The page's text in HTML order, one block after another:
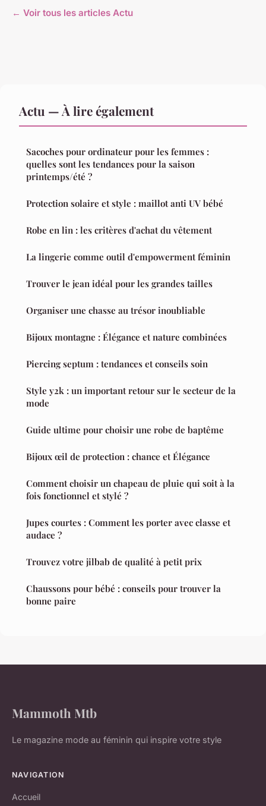
← Voir tous les articles Actu
Actu — À lire également
Sacoches pour ordinateur pour les femmes :
quelles sont les tendances pour la saison
printemps/été ?
Protection solaire et style : maillot anti UV bébé
Robe en lin : les critères d'achat du vêtement
La lingerie comme outil d'empowerment féminin
Trouver le jean idéal pour les grandes tailles
Organiser une chasse au trésor inoubliable
Bijoux montagne : Élégance et nature combinées
Piercing septum : tendances et conseils soin
Style y2k : un important retour sur le secteur de la
mode
Guide ultime pour choisir une robe de baptême
Bijoux œil de protection : chance et Élégance
Comment choisir un chapeau de pluie qui soit à la
fois fonctionnel et stylé ?
Jupes courtes : Comment les porter avec classe et
audace ?
Trouvez votre jilbab de qualité à petit prix
Chaussons pour bébé : conseils pour trouver la
bonne paire
Mammoth Mtb
Le magazine mode au féminin qui inspire votre style
NAVIGATION
Accueil